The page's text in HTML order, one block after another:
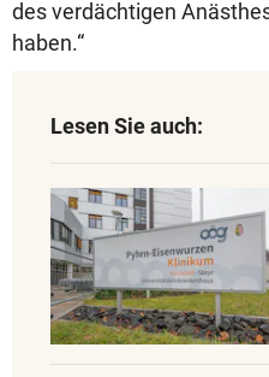
des verdächtigen
haben.“
Lesen Sie auch: